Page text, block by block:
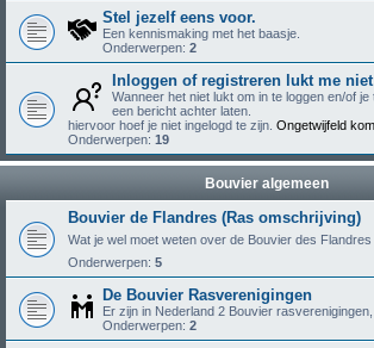
Stel jezelf eens voor.
Een kennismaking met het baasje.
Onderwerpen: 2
Inloggen of registreren lukt me
Wanneer het niet lukt om in te loggen en/of
een bericht achter laten.
hiervoor hoef je niet ingelogd te zijn. Ongetwijfeld
Onderwerpen: 19
Bouvier algemeen
Bouvier de Flandres (Ras omschrijving)
Wat je wel moet weten over de Bouvier des Flandres
Onderwerpen: 5
De Bouvier Rasverenigingen
Er zijn in Nederland 2 Bouvier
Onderwerpen: 2